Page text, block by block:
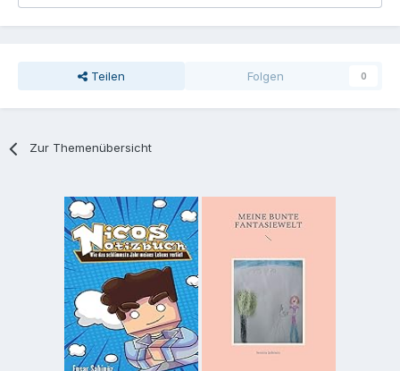
Teilen Folgen 0
Zur Themenübersicht